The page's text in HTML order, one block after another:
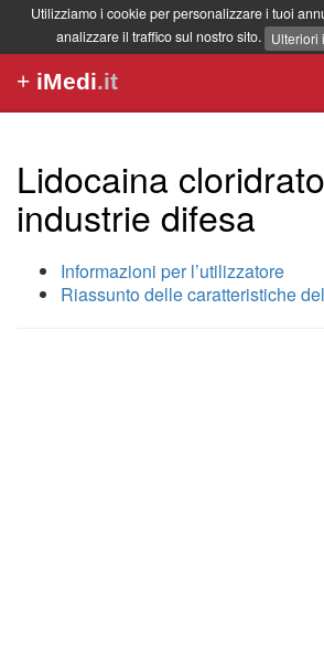
Utilizziamo i cookie per personalizzare i tuoi
analizzare il traffico sul nostro sito. Ulteriori
+ iMedi.it
Lidocaina
industrie difesa
Informazioni per l’utilizzatore
Riassunto delle caratteristiche